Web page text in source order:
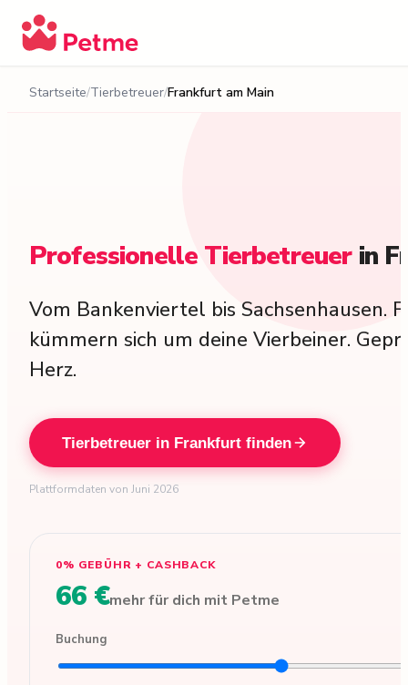
Startseite Tierbetreuer Frankfurt am Main
Professionelle Tierbetreuer in
Vom Bankenviertel bis Sachsenhausen.
kümmern sich um deine Vierbeiner.
Herz.
Tierbetreuer in Frankfurt finden
Plattformdaten von Juni 2026
0% GEBÜHR + CASHBACK
66 €mehr für dich mit Petme
Buchung